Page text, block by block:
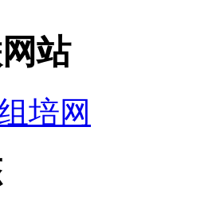
站
培网